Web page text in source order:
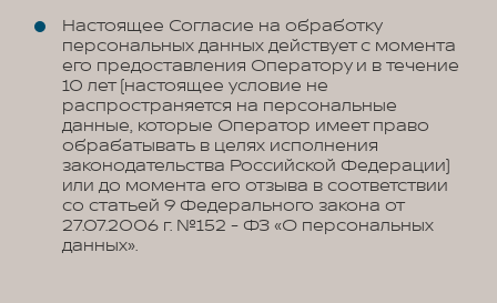
Настоящее Согласие на обработку
персональных данных действует с момента
его предоставления Оператору и в течение
10 лет (настоящее условие не
распространяется на персональные
данные, которые Оператор имеет право
обрабатывать в целях исполнения
законодательства Российской Федерации)
или до момента его отзыва в соответствии
со статьей 9 Федерального закона от
27.07.2006 г. №152 - ФЗ «О персональных
данных».